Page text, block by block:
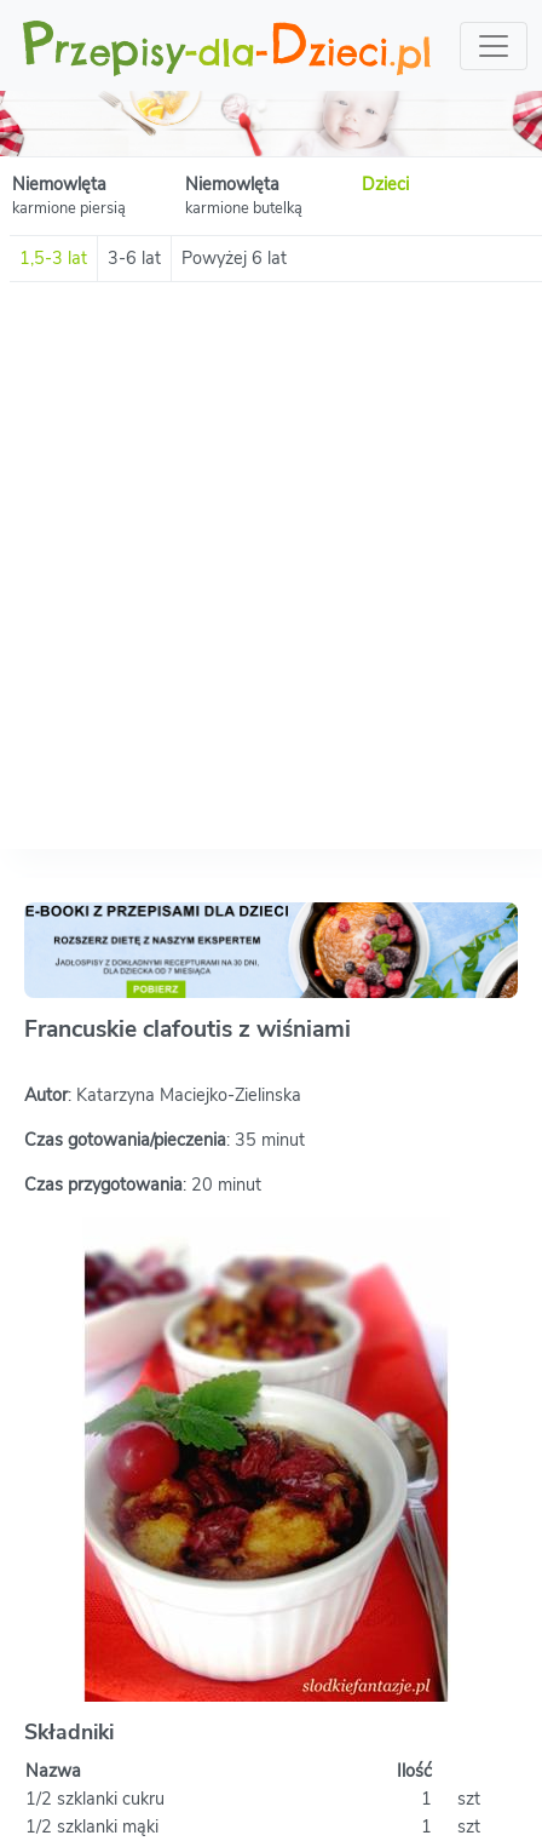
Niemowlęta
karmione piersią
Niemowlęta
karmione butelką
Dzieci
1,5-3 lat 3-6 lat Powyżej 6 lat
Francuskie clafoutis z wiśniami
Autor: Katarzyna Maciejko-Zielinska
Czas gotowania/pieczenia: 35 minut
Czas przygotowania: 20 minut
Składniki
Nazwa
Ilość
1/2 szklanki cukru
1
szt
1/2 szklanki mąki
1
szt